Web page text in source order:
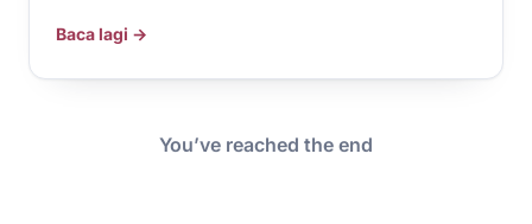
Baca lagi →
You’ve reached the end